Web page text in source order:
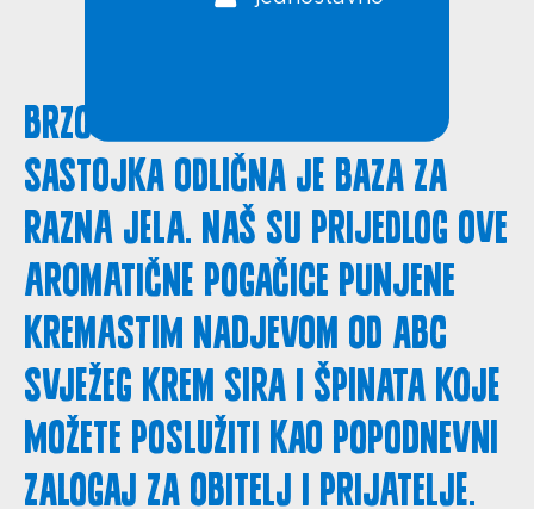
Brzo tijesto od samo četiri
sastojka odlična je baza za
razna jela. Naš su prijedlog ove
aromatične pogačice punjene
kremastim nadjevom od ABC
svježeg krem sira i špinata koje
možete poslužiti kao popodnevni
zalogaj za obitelj i prijatelje.